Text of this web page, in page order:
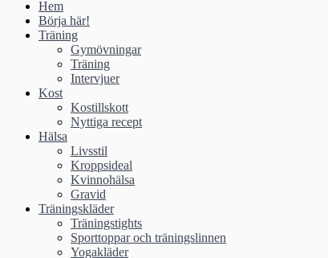
Hem
Börja här!
Träning
Gymövningar
Träning
Intervjuer
Kost
Kostillskott
Nyttiga recept
Hälsa
Livsstil
Kroppsideal
Kvinnohälsa
Gravid
Träningskläder
Träningstights
Sporttoppar och träningslinnen
Yogakläder